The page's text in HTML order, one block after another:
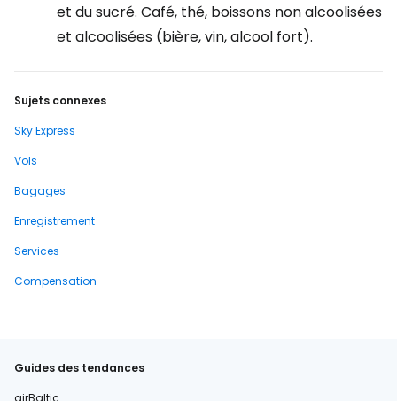
et du sucré. Café, thé, boissons non alcoolisées
et alcoolisées (bière, vin, alcool fort).
Sujets connexes
Sky Express
Vols
Bagages
Enregistrement
Services
Compensation
Guides des tendances
airBaltic